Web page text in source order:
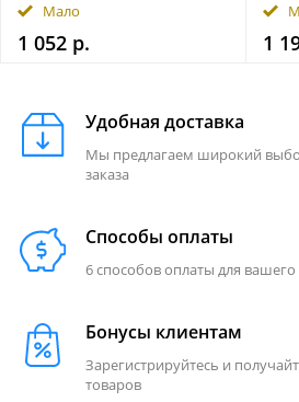
Мало
1 052 р. 1
Удобная доставка
Мы предлагаем широкий
заказа
Способы оплаты
6 способов оплаты для вашего
Бонусы клиентам
Зарегистрируйтесь и
товаров